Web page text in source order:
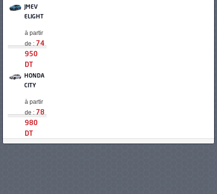
JMEV
ELIGHT
à partir
de : 74
950
DT
HONDA
CITY
à partir
de : 78
980
DT
CITROËN